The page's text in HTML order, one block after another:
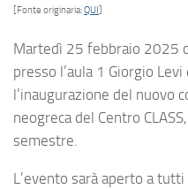
[Fonte originaria:QUI
Martedì 25 febbraio 2025
presso l’aula 1 Giorgio
l’inaugurazione del nuovo
neogreca del Centro
semestre.
L’evento sarà aperto a